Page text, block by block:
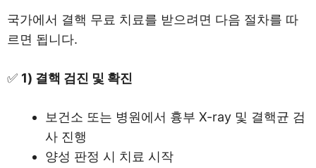
국가에서 결핵 무료 치료를 받으려면 다음 절차를 따
르면 됩니다.
✅ 1) 결핵 검진 및 확진
보건소 또는 병원에서 흉부 X-ray 및 결핵균 검
사 진행
양성 판정 시 치료 시작